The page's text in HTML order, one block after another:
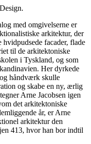
med omgivelserne er
arkitektur, der
facader, flade
til de arkitektoniske
i Tyskland, og som
Her dyrkede
håndværk skulle
og skabe en ny, ærlig
Arne Jacobsen igen
det arkitektoniske
år, er Arne
arkitektur den
413, hvor han bor indtil